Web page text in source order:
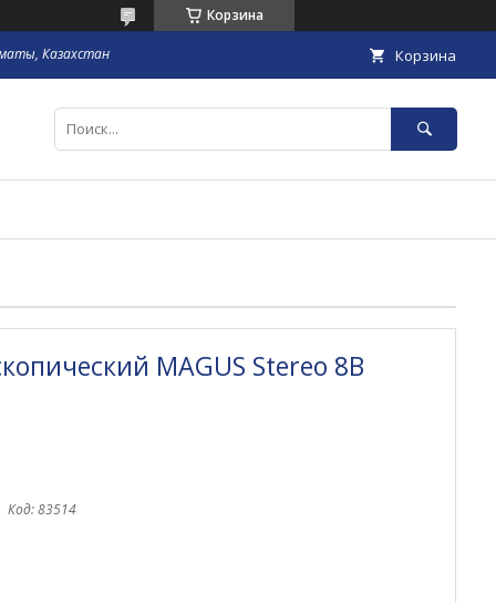
Корзина
Казахстан Корзина
MAGUS Stereo 8B
Код:83514